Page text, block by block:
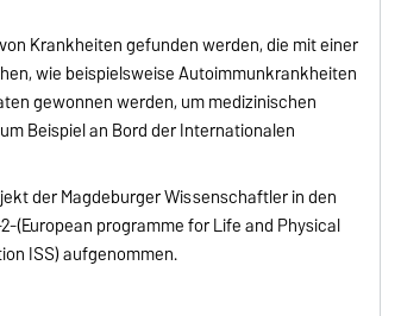
Krankheiten gefunden werden, die mit einer
wie beispielsweise Autoimmunkrankheiten
gewonnen werden, um medizinischen
Beispiel an Bord der Internationalen
der Magdeburger Wissenschaftler in den
(European programme for Life and Physical
ISS) aufgenommen.